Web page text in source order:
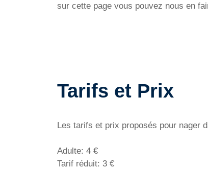
sur cette page vous pouvez nous en
Tarifs et Prix
Les tarifs et prix proposés pour nager
Adulte: 4 €
Tarif réduit: 3 €